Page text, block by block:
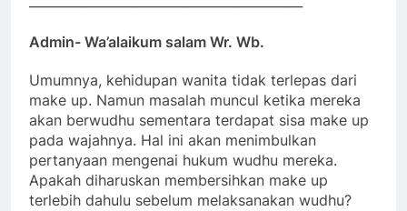
Admin- Wa’alaikum salam Wr. Wb.
Umumnya, kehidupan wanita tidak terlepas dari
make up. Namun masalah muncul ketika mereka
akan berwudhu sementara terdapat sisa make up
pada wajahnya. Hal ini akan menimbulkan
pertanyaan mengenai hukum wudhu mereka.
Apakah diharuskan membersihkan make up
terlebih dahulu sebelum melaksanakan wudhu?